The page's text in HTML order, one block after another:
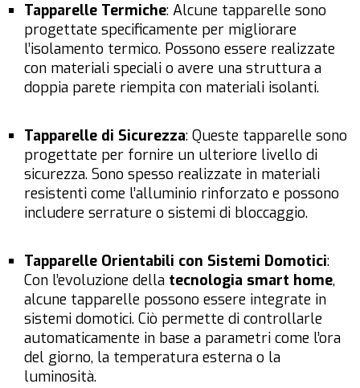
Tapparelle Termiche: Alcune tapparelle sono
progettate specificamente per migliorare
l’isolamento termico. Possono essere realizzate
con materiali speciali o avere una struttura a
doppia parete riempita con materiali isolanti.
Tapparelle di Sicurezza: Queste tapparelle sono
progettate per fornire un ulteriore livello di
sicurezza. Sono spesso realizzate in materiali
resistenti come l’alluminio rinforzato e possono
includere serrature o sistemi di bloccaggio.
Tapparelle Orientabili con Sistemi Domotici:
Con l’evoluzione della tecnologia smart home,
alcune tapparelle possono essere integrate in
sistemi domotici. Ciò permette di controllarle
automaticamente in base a parametri come l’ora
del giorno, la temperatura esterna o la
luminosità.